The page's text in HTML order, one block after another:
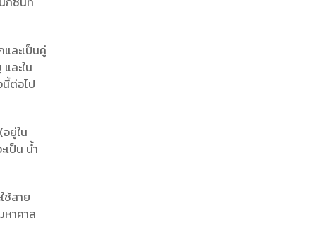
ละเป็นคู่
ละใน
นี้ต่อไป
ยู่ใน
เป็น น้ำ
ช้สาย
หาศาล